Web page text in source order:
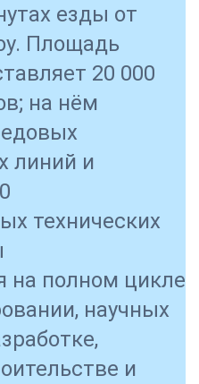
езды от
Площадь
20 000
на нём
линий и
технических
на полном цикле
научных
и